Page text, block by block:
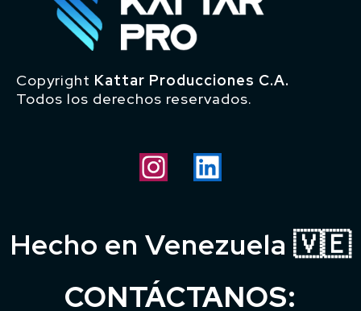
Copyright Kattar Producciones C.A.
Todos los derechos reservados.
Hecho en Venezuela 🇻🇪
CONTÁCTANOS: